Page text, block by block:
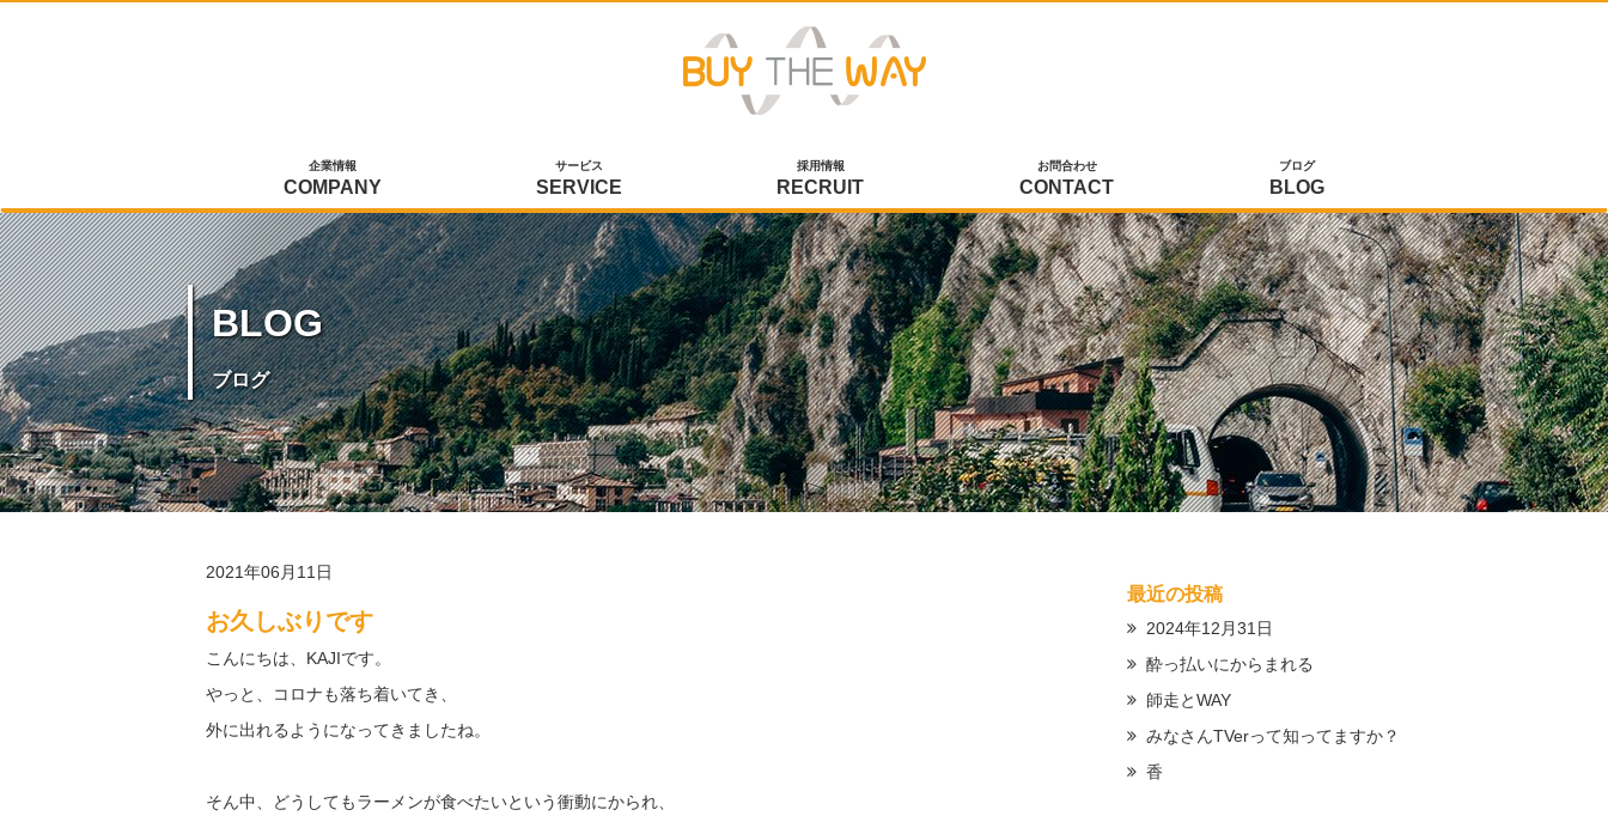
企業情報
COMPANY
サービス
SERVICE
採用情報
RECRUIT
お問合わせ
CONTACT
ブログ
BLOG
BLOG
ブログ
2021年06月11日
お久しぶりです
こんにちは、KAJIです。
やっと、コロナも落ち着いてき、
外に出れるようになってきましたね。
そん中、どうしてもラーメンが食べたいという衝動にかられ、
最近の投稿
2024年12月31日
酔っ払いにからまれる
師走とWAY
みなさんTVerって知ってますか？
香